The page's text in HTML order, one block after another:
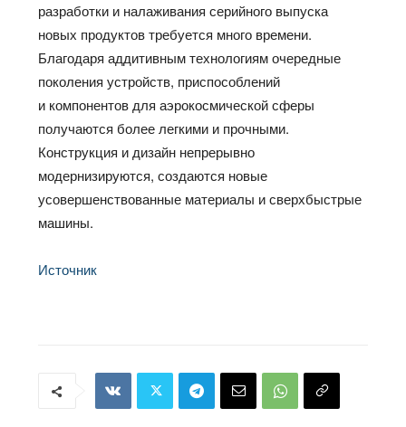
разработки и налаживания серийного выпуска
новых продуктов требуется много времени.
Благодаря аддитивным технологиям очередные
поколения устройств, приспособлений
и компонентов для аэрокосмической сферы
получаются более легкими и прочными.
Конструкция и дизайн непрерывно
модернизируются, создаются новые
усовершенствованные материалы и сверхбыстрые
машины.
Источник